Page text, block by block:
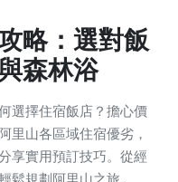
略：選對飯
森林浴
選擇住宿飯店？擔心價
里山各區域住宿優劣，
享實用預訂技巧。從經
鬆規劃阿里山之旅。